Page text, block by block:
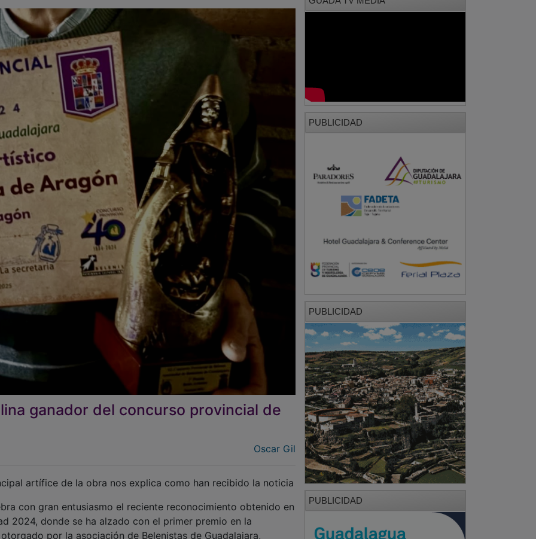
ganador del concurso provincial de
Oscar Gil
artífice de la obra nos explica como han recibido la noticia
con gran entusiasmo el reciente reconocimiento obtenido en
2024, donde se ha alzado con el primer premio en la
por la asociación de Belenistas de Guadalajara,
PUBLICIDAD
PUBLICIDAD
PUBLICIDAD